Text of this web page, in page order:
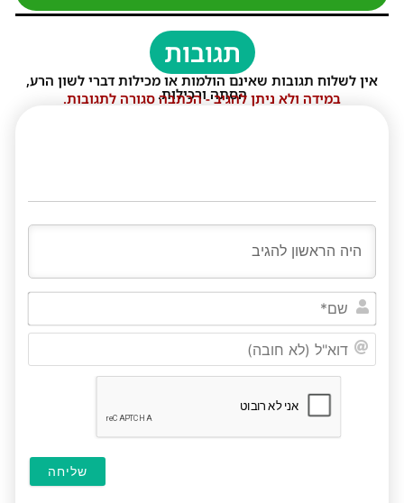
תגובות
אין לשלוח תגובות שאינם הולמות או מכילות דברי לשון הרע,
הסתה ורכילות.
במידה ולא ניתן להגיב - הכתבה סגורה לתגובות.
שם*